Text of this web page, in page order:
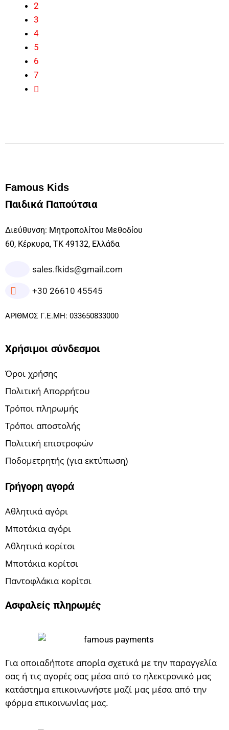
2
3
4
5
6
7
Famous Kids
Παιδικά Παπούτσια
Διεύθυνση: Μητροπολίτου Μεθοδίου
60, Κέρκυρα, ΤΚ 49132, Ελλάδα
sales.fkids@gmail.com
+30 26610 45545
ΑΡΙΘΜΟΣ Γ.Ε.ΜΗ: 033650833000
Χρήσιμοι σύνδεσμοι
Όροι χρήσης
Πολιτική Απορρήτου
Τρόποι πληρωμής
Τρόποι αποστολής
Πολιτική επιστροφών
Ποδομετρητής (για εκτύπωση)
Γρήγορη αγορά
Αθλητικά αγόρι
Μποτάκια αγόρι
Αθλητικά κορίτσι
Μποτάκια κορίτσι
Παντοφλάκια κορίτσι
Ασφαλείς πληρωμές
Για οποιαδήποτε απορία σχετικά με την παραγγελία
σας ή τις αγορές σας μέσα από το ηλεκτρονικό μας
κατάστημα επικοινωνήστε μαζί μας μέσα από την
φόρμα επικοινωνίας μας.